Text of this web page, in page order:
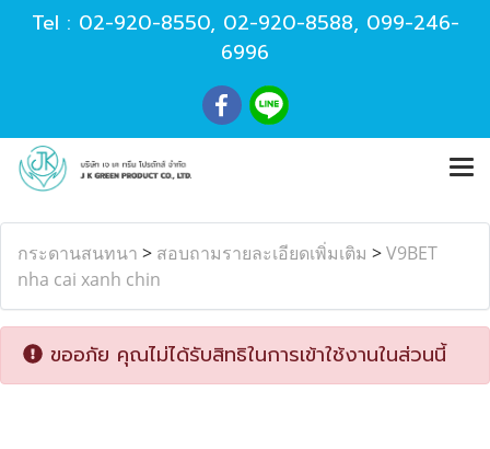
Tel : 02-920-8550, 02-920-8588, 099-246-
6996
กระดานสนทนา > สอบถามรายละเอียดเพิ่มเติม >V9BET
nha cai xanh chin
ขออภัย คุณไม่ได้รับสิทธิในการเข้าใช้งานในส่วนนี้